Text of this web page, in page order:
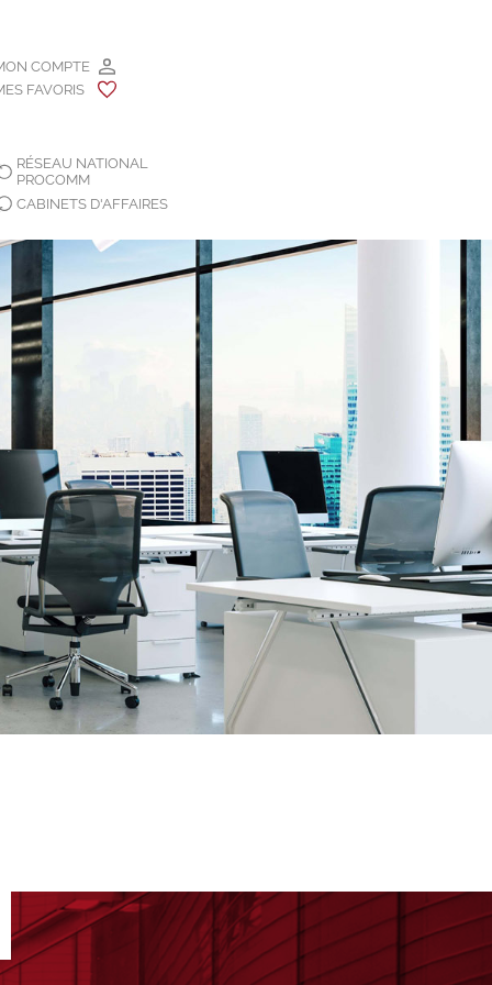
COMPTE
FAVORIS
RÉSEAU NATIONAL
PROCOMM
CABINETS D'AFFAIRES